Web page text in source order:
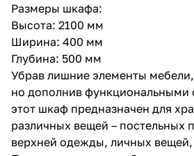
Размеры шкафа:
Высота: 2100 мм
Ширина: 400 мм
Глубина: 500 мм
Убрав лишние элементы мебели,
но дополнив функциональными
этот шкаф предназначен для
различных вещей – постельных
верхней одежды, личных